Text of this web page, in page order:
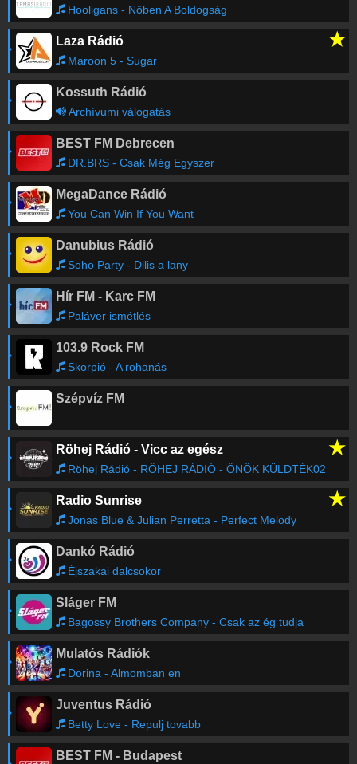
Hooligans - Nőben A Boldogság
Laza Rádió ★
Maroon 5 - Sugar
Kossuth Rádió
Archívumi válogatás
BEST FM Debrecen
DR.BRS - Csak Még Egyszer
MegaDance Rádió
You Can Win If You Want
Danubius Rádió
Soho Party - Dilis a lany
Hír FM - Karc FM
Paláver ismétlés
103.9 Rock FM
Skorpió - A rohanás
Szépvíz FM
Röhej Rádió - Vicc az egész ★
Röhej Rádió - RÖHEJ RÁDIÓ - ÖNÖK KÜLDTÉK02
Radio Sunrise ★
Jonas Blue & Julian Perretta - Perfect Melody
Dankó Rádió
Éjszakai dalcsokor
Sláger FM
Bagossy Brothers Company - Csak az ég tudja
Mulatós Rádiók
Dorina - Almomban en
Juventus Rádió
Betty Love - Repulj tovabb
BEST FM - Budapest